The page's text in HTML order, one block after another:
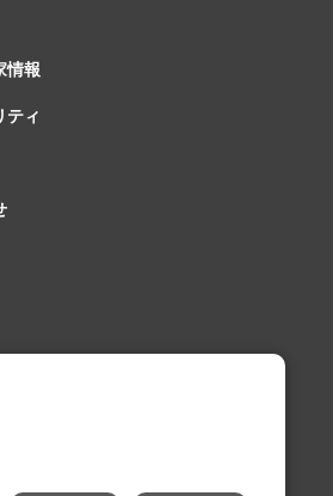
情報
ティ